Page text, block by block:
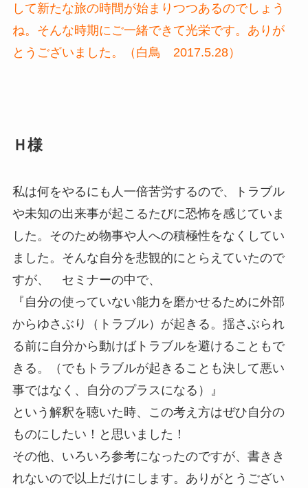
して新たな旅の時間が始まりつつあるのでしょう
ね。そんな時期にご一緒できて光栄です。ありが
とうございました。（白鳥 2017.5.28）
Ｈ様
私は何をやるにも人一倍苦労するので、トラブル
や未知の出来事が起こるたびに恐怖を感じていま
した。そのため物事や人への積極性をなくしてい
ました。そんな自分を悲観的にとらえていたので
すが、 セミナーの中で、
『自分の使っていない能力を磨かせるために外部
からゆさぶり（トラブル）が起きる。揺さぶられ
る前に自分から動けばトラブルを避けることもで
きる。（でもトラブルが起きることも決して悪い
事ではなく、自分のプラスになる）』
という解釈を聴いた時、この考え方はぜひ自分の
ものにしたい！と思いました！
その他、いろいろ参考になったのですが、書きき
れないので以上だけにします。ありがとうござい